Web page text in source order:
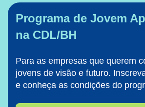
Programa de Jovem
na CDL/BH
Para as empresas que querem
jovens de visão e futuro.
e conheça as condições do